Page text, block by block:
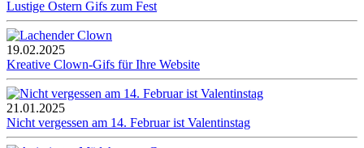
Lustige Ostern Gifs zum Fest
19.02.2025
Kreative Clown-Gifs für Ihre Website
21.01.2025
Nicht vergessen am 14. Februar ist Valentinstag